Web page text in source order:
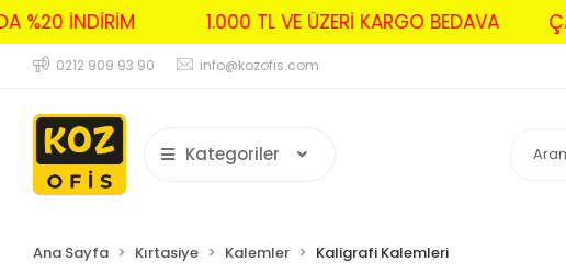
%20 İNDİRİM 1.000 TL VE ÜZERİ KARGO BEDAVA
0212 909 93 90 info@kozofis.com
Kategoriler
Ana Sayfa Kırtasiye Kalemler Kaligrafi Kalemleri